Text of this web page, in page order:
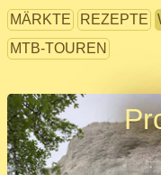
MÄRKTE REZEPTE
MTB-TOUREN